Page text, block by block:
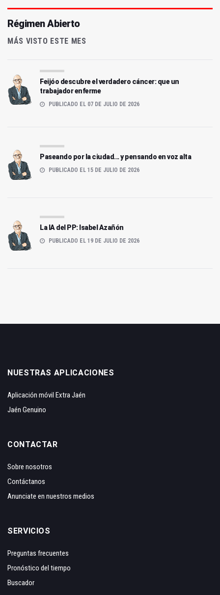
Régimen Abierto
MÁS VISTO ESTE MES
Feijóo descubre el verdadero cáncer: que un
trabajador enferme
PUBLICADO EL 07 DE JULIO DE 2026
Paseando por la ciudad... y pensando en voz alta
PUBLICADO EL 15 DE JULIO DE 2026
La IA del PP: Isabel Azañón
PUBLICADO EL 19 DE JULIO DE 2026
NUESTRAS APLICACIONES
Aplicación móvil Extra Jaén
Jaén Genuino
CONTACTAR
Sobre nosotros
Contáctanos
Anunciate en nuestros medios
SERVICIOS
Preguntas frecuentes
Pronóstico del tiempo
Buscador